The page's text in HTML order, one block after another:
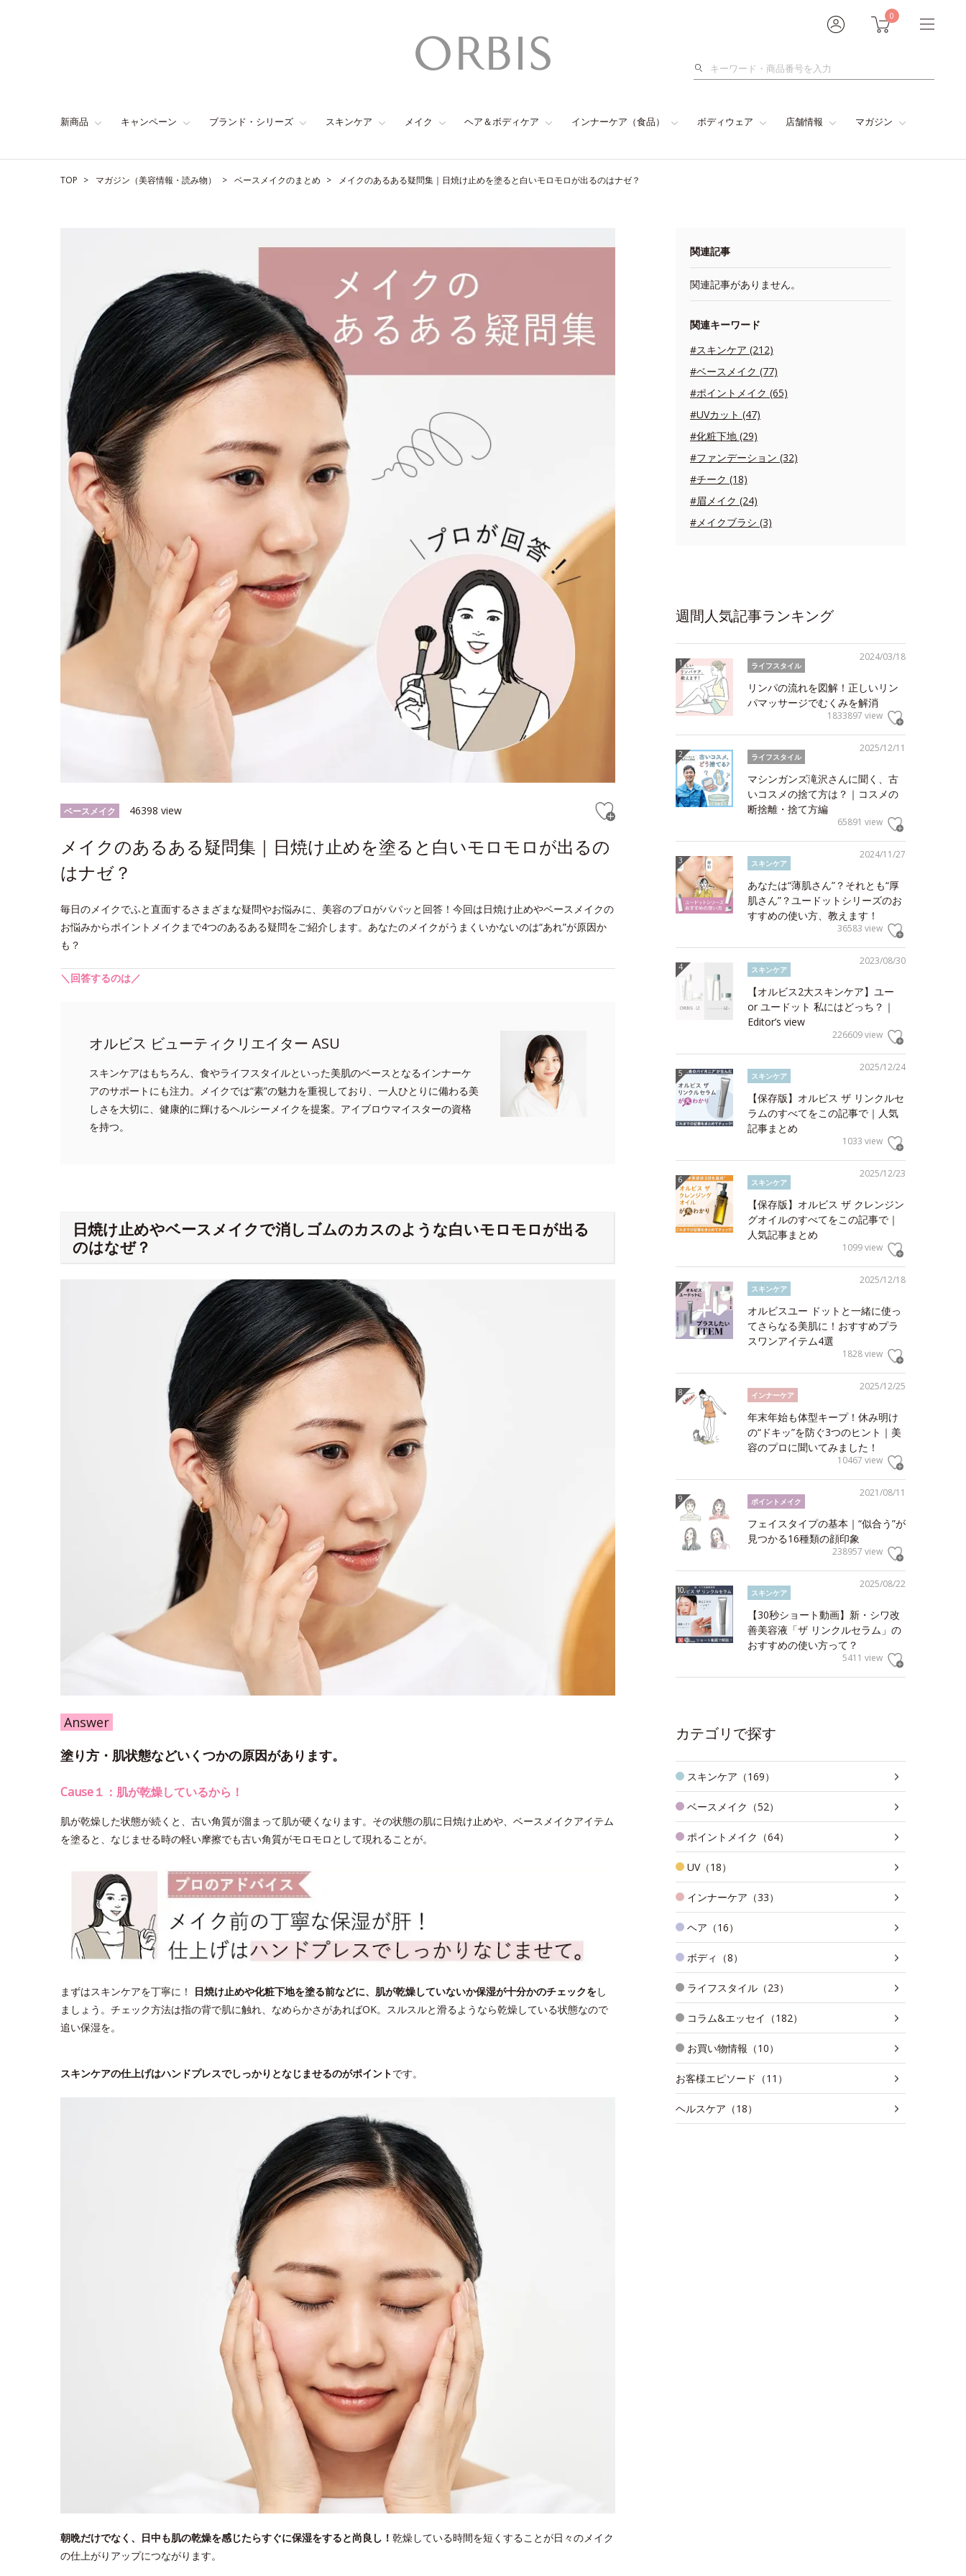
0
検
新商品 キャンペーン ブランド・シリーズ スキンケア メイク ヘア＆ボディケア インナーケア（食品） ボディウェア 店舗情報 マガジン
TOP マガジン（美容情報・読み物） ベースメイクのまとめ メイクのあるある疑問集｜日焼け止めを塗ると白いモロモロが出るのはナゼ？
ベースメイク 46398 view
メイクのあるある疑問集｜日焼け止めを塗ると白いモロモロが出るの
はナゼ？
毎日のメイクでふと直面するさまざまな疑問やお悩みに、美容のプロがパパッと回答！今回は日焼け止めやベースメイクの
お悩みからポイントメイクまで4つのあるある疑問をご紹介します。あなたのメイクがうまくいかないのは“あれ”が原因か
も？
＼回答するのは／
オルビス ビューティクリエイター ASU
スキンケアはもちろん、食やライフスタイルといった美肌のベースとなるインナーケ
アのサポートにも注力。メイクでは“素”の魅力を重視しており、一人ひとりに備わる美
しさを大切に、健康的に輝けるヘルシーメイクを提案。アイブロウマイスターの資格
を持つ。
日焼け止めやベースメイクで消しゴムのカスのような白いモロモロが出る
のはなぜ？
Answer
塗り方・肌状態などいくつかの原因があります。
Cause１：肌が乾燥しているから！
肌が乾燥した状態が続くと、古い角質が溜まって肌が硬くなります。その状態の肌に日焼け止めや、ベースメイクアイテム
を塗ると、なじませる時の軽い摩擦でも古い角質がモロモロとして現れることが。
まずはスキンケアを丁寧に！ 日焼け止めや化粧下地を塗る前などに、肌が乾燥していないか保湿が十分かのチェックをし
ましょう。チェック方法は指の背で肌に触れ、なめらかさがあればOK。スルスルと滑るようなら乾燥している状態なので
追い保湿を。
スキンケアの仕上げはハンドプレスでしっかりとなじませるのがポイントです。
朝晩だけでなく、日中も肌の乾燥を感じたらすぐに保湿をすると尚良し！ 乾燥している時間を短くすることが日々のメイク
の仕上がりアップにつながります。
関連記事
関連記事がありません。
関連キーワード
#スキンケア (212)
#ベースメイク (77)
#ポイントメイク (65)
#UVカット (47)
#化粧下地 (29)
#ファンデーション (32)
#チーク (18)
#眉メイク (24)
#メイクブラシ (3)
週間人気記事ランキング
2024/03/18
ライフスタイル
リンパの流れを図解！正しいリン
パマッサージでむくみを解消
1833897 view
2025/12/11
ライフスタイル
マシンガンズ滝沢さんに聞く、古
いコスメの捨て方は？｜コスメの
断捨離・捨て方編
65891 view
2024/11/27
スキンケア
あなたは“薄肌さん”？それとも“厚
肌さん”？ユードットシリーズのお
すすめの使い方、教えます！
36583 view
2023/08/30
スキンケア
【オルビス2大スキンケア】ユー
or ユードット 私にはどっち？｜
Editor’s view
226609 view
2025/12/24
スキンケア
【保存版】オルビス ザ リンクルセ
ラムのすべてをこの記事で｜人気
記事まとめ
1033 view
2025/12/23
スキンケア
【保存版】オルビス ザ クレンジン
グオイルのすべてをこの記事で｜
人気記事まとめ
1099 view
2025/12/18
スキンケア
オルビスユー ドットと一緒に使っ
てさらなる美肌に！おすすめプラ
スワンアイテム4選
1828 view
2025/12/25
インナーケア
年末年始も体型キープ！休み明け
の“ドキッ”を防ぐ3つのヒント｜美
容のプロに聞いてみました！
10467 view
2021/08/11
ポイントメイク
フェイスタイプの基本｜“似合う”が
見つかる16種類の顔印象
238957 view
2025/08/22
スキンケア
【30秒ショート動画】新・シワ改
善美容液「ザ リンクルセラム」の
おすすめの使い方って？
5411 view
カテゴリで探す
スキンケア（169）
ベースメイク（52）
ポイントメイク（64）
UV（18）
インナーケア（33）
ヘア（16）
ボディ（8）
ライフスタイル（23）
コラム&エッセイ（182）
お買い物情報（10）
お客様エピソード（11）
ヘルスケア（18）